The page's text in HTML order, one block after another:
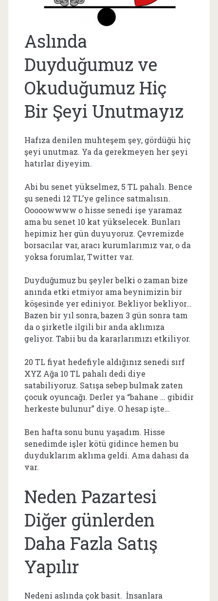
Aslında
Duyduğumuz ve
Okuduğumuz Hiç
Bir Şeyi Unutmayız
Hafıza denilen muhteşem şey, gördüğü hiç
şeyi unutmaz. Ya da gerekmeyen her şeyi
hatırlar diyeyim.
Abi bu senet yükselmez, 5 TL pahalı. Bence
şu senedi 12 TL’ye gelince satmalısın.
Ooooowwww o hisse senedi işe yaramaz
ama bu senet 10 kat yükselecek. Bunları
hepimiz her gün duyuyoruz. Çevremizde
borsacılar var, aracı kurumlarımız var, o da
yoksa forumlar, Twitter var.
Duyduğumuz bu şeyler belki o zaman bize
anında etki etmiyor ama beynimizin bir
köşesinde yer ediniyor. Bekliyor bekliyor…
Bazen bir yıl sonra, bazen 3 gün sonra tam
da o şirketle ilgili bir anda aklımıza
geliyor. Tabii bu da kararlarımızı etkiliyor.
20 TL fiyat hedefiyle aldığınız senedi sırf
XYZ Ağa 10 TL pahalı dedi diye
satabiliyoruz. Satışa sebep bulmak zaten
çocuk oyuncağı. Derler ya “bahane … gibidir
herkeste bulunur” diye. O hesap işte…
Ben hafta sonu bunu yaşadım. Hisse
senedimde işler kötü gidince hemen bu
duyduklarım aklıma geldi. Ama dahası da
var.
Neden Pazartesi
Diğer günlerden
Daha Fazla Satış
Yapılır
Nedeni aslında çok basit. İnsanlara